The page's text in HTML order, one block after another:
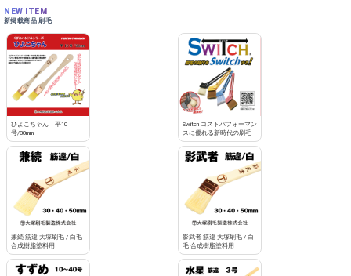
NEW ITEM
新掲載商品 刷毛
ひよこちゃん 平10
号/30mm
Switch コストパフォーマン
スに優れる新時代の刷毛
兼続 筋違 大塚刷毛 / 白毛
合成樹脂塗料用
影武者 筋違 大塚刷毛 / 白
毛 合成樹脂塗料用